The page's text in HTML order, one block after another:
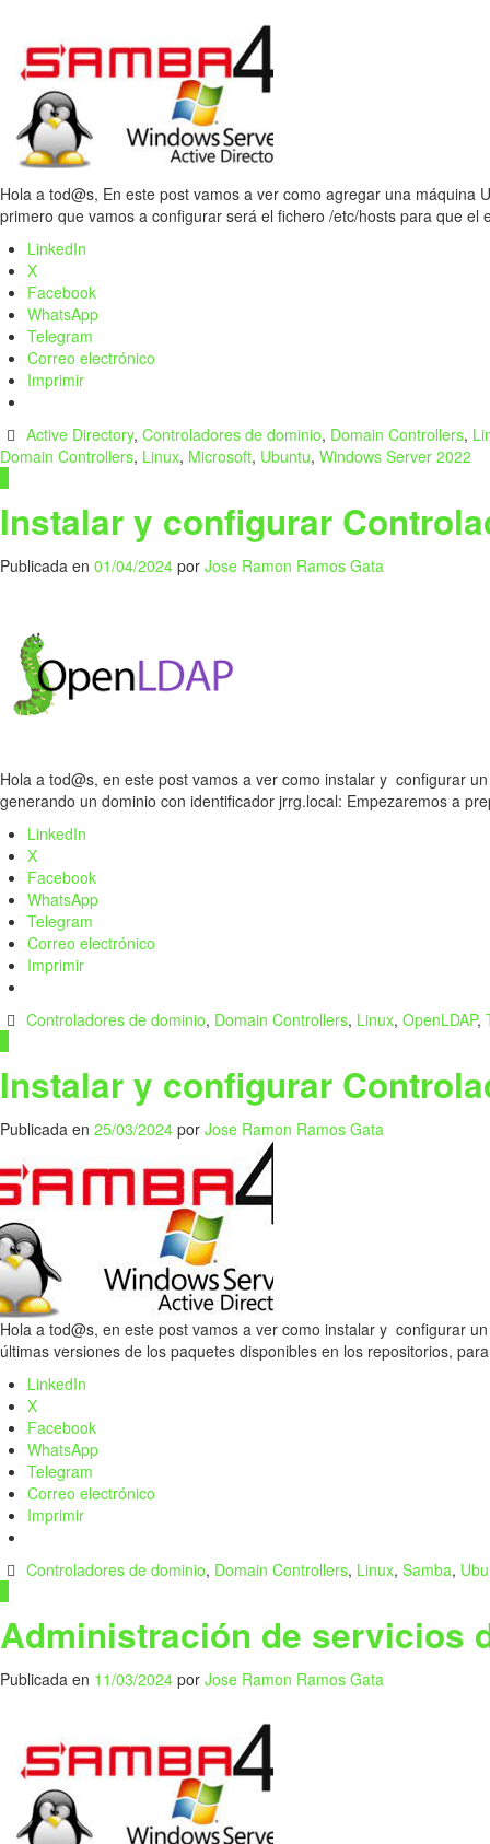
Hola a tod@s, En este post vamos a ver como agregar una
primero que vamos a configurar será el fichero /etc/hosts para que
LinkedIn
X
Facebook
WhatsApp
Telegram
Correo electrónico
Imprimir
Active Directory, Controladores de dominio, Domain Controllers,
Domain Controllers, Linux, Microsoft, Ubuntu, Windows Server 2022
Instalar y configurar
Publicada en 01/04/2024 por Jose Ramon Ramos Gata
Hola a tod@s, en este post vamos a ver como instalar y configurar
generando un dominio con identificador jrrg.local: Empezaremos a
LinkedIn
X
Facebook
WhatsApp
Telegram
Correo electrónico
Imprimir
Controladores de dominio, Domain Controllers, Linux, OpenLDAP,
Instalar y configurar
Publicada en 25/03/2024 por Jose Ramon Ramos Gata
Hola a tod@s, en este post vamos a ver como instalar y configurar
últimas versiones de los paquetes disponibles en los repositorios,
LinkedIn
X
Facebook
WhatsApp
Telegram
Correo electrónico
Imprimir
Controladores de dominio, Domain Controllers, Linux, Samba,
Administración de servicios
Publicada en 11/03/2024 por Jose Ramon Ramos Gata